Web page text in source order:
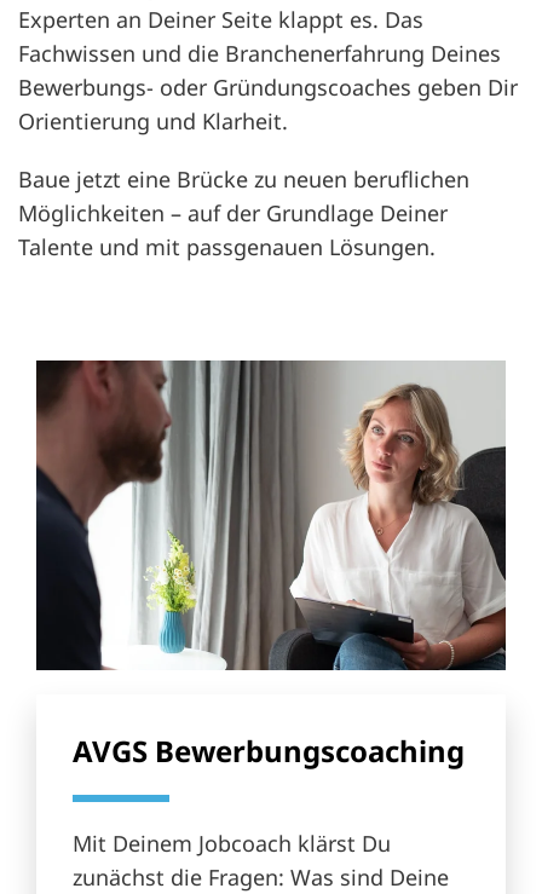
Experten an Deiner Seite klappt es. Das
Fachwissen und die Branchenerfahrung Deines
Bewerbungs- oder Gründungscoaches geben Dir
Orientierung und Klarheit.
Baue jetzt eine Brücke zu neuen beruflichen
Möglichkeiten – auf der Grundlage Deiner
Talente und mit passgenauen Lösungen.
AVGS Bewerbungscoaching
Mit Deinem Jobcoach klärst Du
zunächst die Fragen: Was sind Deine